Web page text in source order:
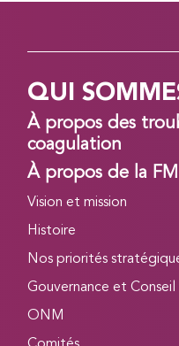
QUI
À propos des
coagulation
À propos de la
Vision et mission
Histoire
Nos priorités
Gouvernance et Conseil
ONM